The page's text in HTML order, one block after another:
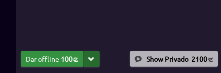
Dar offline 100 Show Privado 2100